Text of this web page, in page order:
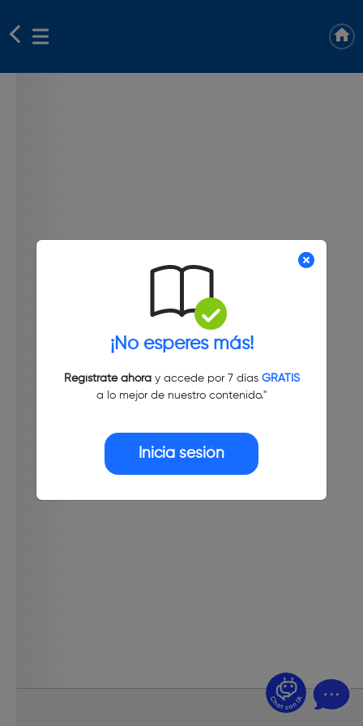
¡No esperes más!
Regístrate ahoray accede por 7 días GRATIS
a lo mejor de nuestro contenido."
Inicia sesión